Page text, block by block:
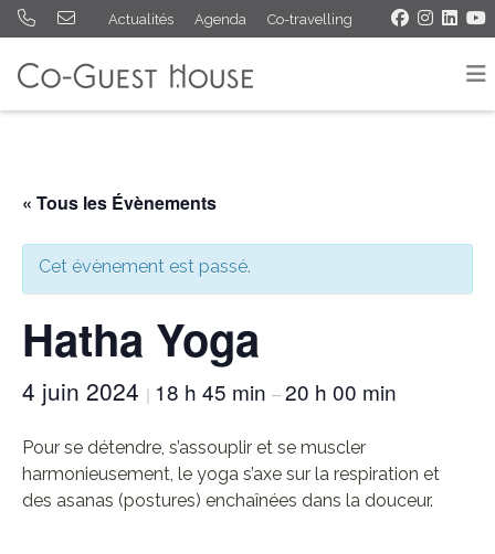
Actualités Agenda Co-travelling
« Tous les Évènements
Cet évènement est passé.
Hatha Yoga
4 juin 2024 | 18 h 45 min –20 h 00 min
Pour se détendre, s’assouplir et se muscler
harmonieusement, le yoga s’axe sur la respiration et
des asanas (postures) enchaînées dans la douceur.